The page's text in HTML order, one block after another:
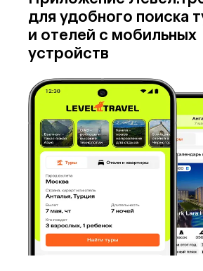
для удобного поиска
и отелей с мобильных
устройств